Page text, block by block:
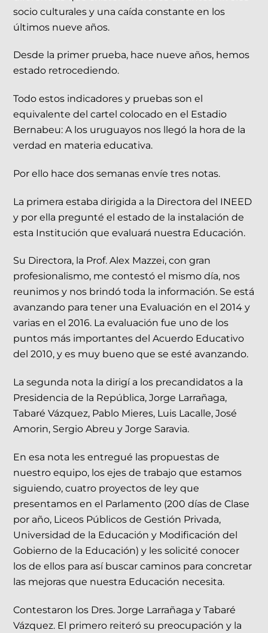
socio culturales y una caída constante en los
últimos nueve años.
Desde la primer prueba, hace nueve años, hemos
estado retrocediendo.
Todo estos indicadores y pruebas son el
equivalente del cartel colocado en el Estadio
Bernabeu: A los uruguayos nos llegó la hora de la
verdad en materia educativa.
Por ello hace dos semanas envíe tres notas.
La primera estaba dirigida a la Directora del INEED
y por ella pregunté el estado de la instalación de
esta Institución que evaluará nuestra Educación.
Su Directora, la Prof. Alex Mazzei, con gran
profesionalismo, me contestó el mismo día, nos
reunimos y nos brindó toda la información. Se está
avanzando para tener una Evaluación en el 2014 y
varias en el 2016. La evaluación fue uno de los
puntos más importantes del Acuerdo Educativo
del 2010, y es muy bueno que se esté avanzando.
La segunda nota la dirigí a los precandidatos a la
Presidencia de la República, Jorge Larrañaga,
Tabaré Vázquez, Pablo Mieres, Luis Lacalle, José
Amorin, Sergio Abreu y Jorge Saravia.
En esa nota les entregué las propuestas de
nuestro equipo, los ejes de trabajo que estamos
siguiendo, cuatro proyectos de ley que
presentamos en el Parlamento (200 días de Clase
por año, Liceos Públicos de Gestión Privada,
Universidad de la Educación y Modificación del
Gobierno de la Educación) y les solicité conocer
los de ellos para así buscar caminos para concretar
las mejoras que nuestra Educación necesita.
Contestaron los Dres. Jorge Larrañaga y Tabaré
Vázquez. El primero reiteró su preocupación y la